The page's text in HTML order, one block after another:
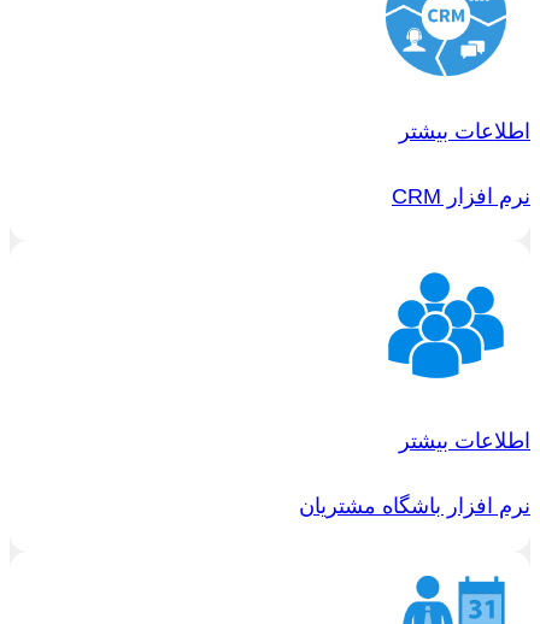
اطلاعات بیشتر
نرم افزار CRM
اطلاعات بیشتر
نرم افزار باشگاه مشتریان